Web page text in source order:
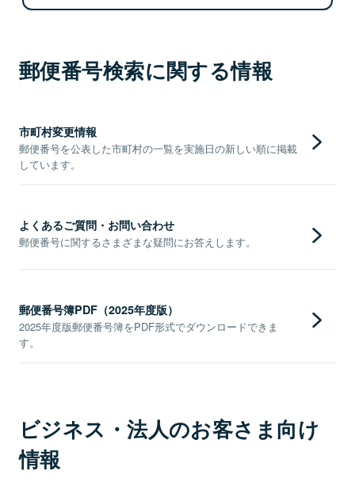
郵便番号検索に関する情報
市町村変更情報
郵便番号を公表した市町村の一覧を実施日の新しい順に掲載
しています。
よくあるご質問・お問い合わせ
郵便番号に関するさまざまな疑問にお答えします。
郵便番号簿PDF（2025年度版）
2025年度版郵便番号簿をPDF形式でダウンロードできま
す。
ビジネス・法人のお客さま向け
情報